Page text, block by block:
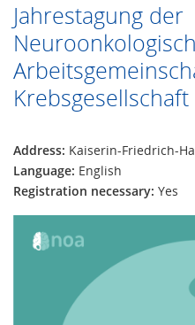
Jahrestagung der
Krebsgesellschaft
Address: Kaiserin-Friedrich-
Language: English
Registration necessary: Yes